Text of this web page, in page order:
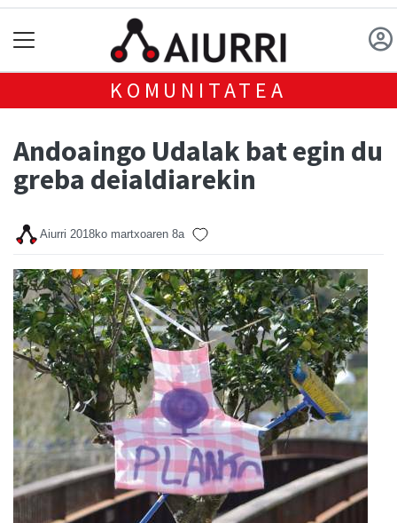
KOMUNITATEA
Andoaingo Udalak bat egin du
greba deialdiarekin
Aiurri 2018ko martxoaren 8a